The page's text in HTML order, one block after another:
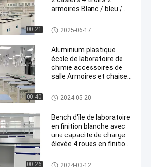
00:21
armoires Blanc / bleu /
Lab Island Bench
2025-06-17
00:40
Aluminium plastique
école de laboratoire de
chimie accessoires de
salle Armoires et chaise
Chemistry Lab Furniture
2024-05-20
00:26
Bench d'île de laboratoire
en finition blanche avec
une capacité de charge
élevée 4 roues en finition
Lab Island Bench
2024-03-12